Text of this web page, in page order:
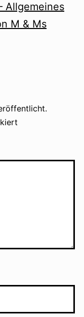
Allgemeines
M & Ms